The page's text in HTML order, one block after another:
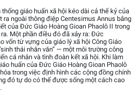
giáo huấn xã hội kéo dài cả thế kỷ của
ra ngoài thông điệp Centesimus Annus bằng
của Đức Giáo Hoàng Gioan Phaolô II trong
Một phần điều đó đã xảy ra: Đức
vốn từ vựng của giáo lý xã hội Công Giáo
thái nhân văn” — một môi trường công
cá nhân và tình đoàn kết xã hội. Khi làm
huấn của Đức Giáo Hoàng Gioan Phaolô
trong việc định hình các cộng đồng chính
đó tự do có thể được sống một cách cao